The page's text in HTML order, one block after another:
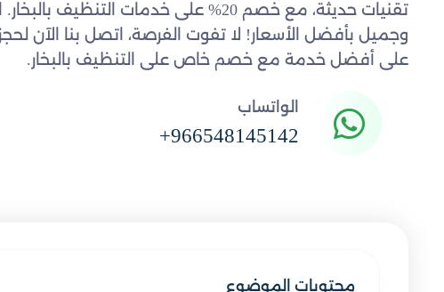
تقنيات حديثة، مع خصم 20% على خدمات
وجميل بأفضل الأسعار! لا تفوت الفرصة، اتصل بنا الآن
على أفضل خدمة مع خصم خاص على التنظيف بالبخار.
الواتساب
+966548145142
محتويات الموضوع